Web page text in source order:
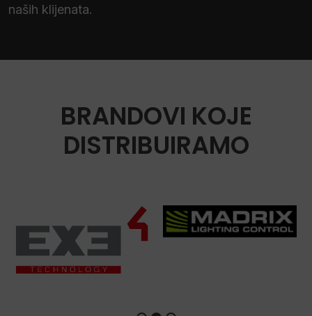
naših klijenata.
BRANDOVI KOJE
DISTRIBUIRAMO